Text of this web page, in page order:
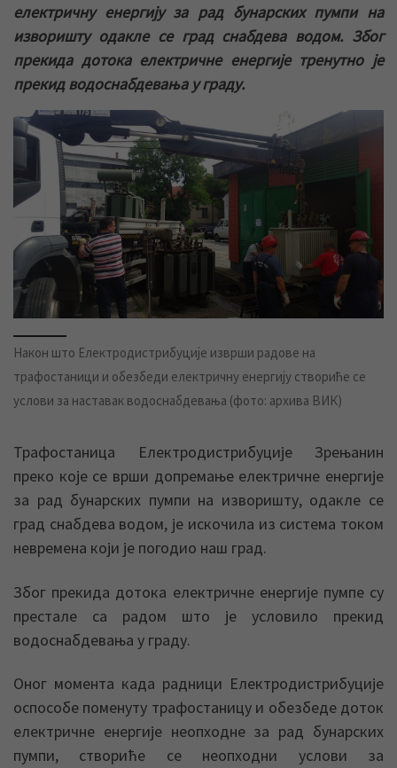
електричну енергију за рад бунарских пумпи на
изворишту одакле се град снабдева водом. Због
прекида дотока електричне енергије тренутно је
прекид водоснабдевања у граду.
Након што Електродистрибуције изврши радове на
трафостаници и обезбеди електричну енергију створиће се
услови за наставак водоснабдевања (фото: архива ВИК)
Трафостаница Електродистрибуције Зрењанин
преко које се врши допремање електричне енергије
за рад бунарских пумпи на изворишту, одакле се
град снабдева водом, је искочила из система током
невремена који је погодио наш град.
Због прекида дотока електричне енергије пумпе су
престале са радом што је условило прекид
водоснабдевања у граду.
Оног момента када радници Електродистрибуције
оспособе поменуту трафостаницу и обезбеде доток
електричне енергије неопходне за рад бунарских
пумпи, створиће се неопходни услови за